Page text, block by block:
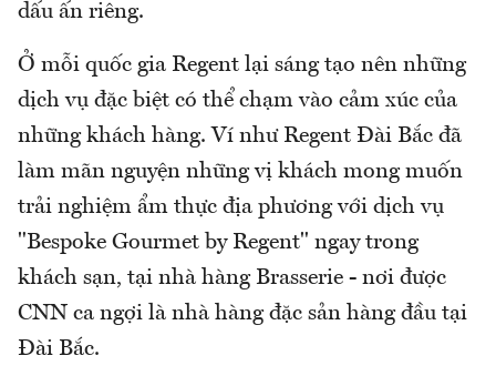
dấu ấn riêng.
Ở mỗi quốc gia Regent lại sáng tạo nên những
dịch vụ đặc biệt có thể chạm vào cảm xúc của
những khách hàng. Ví như Regent Đài Bắc đã
làm mãn nguyện những vị khách mong muốn
trải nghiệm ẩm thực địa phương với dịch vụ
"Bespoke Gourmet by Regent" ngay trong
khách sạn, tại nhà hàng Brasserie - nơi được
CNN ca ngợi là nhà hàng đặc sản hàng đầu tại
Đài Bắc.